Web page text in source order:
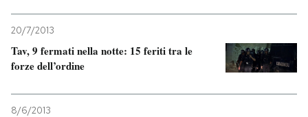
20/7/2013
Tav, 9 fermati nella notte: 15 feriti tra le
forze dell’ordine
8/6/2013